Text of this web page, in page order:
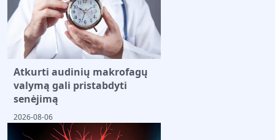
Atkurti audinių makrofagų
valymą gali pristabdyti
senėjimą
2026-08-06